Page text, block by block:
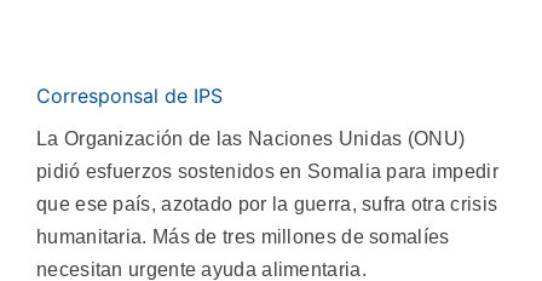
Corresponsal de IPS
La Organización de las Naciones Unidas (ONU)
pidió esfuerzos sostenidos en Somalia para impedir
que ese país, azotado por la guerra, sufra otra crisis
humanitaria. Más de tres millones de somalíes
necesitan urgente ayuda alimentaria.